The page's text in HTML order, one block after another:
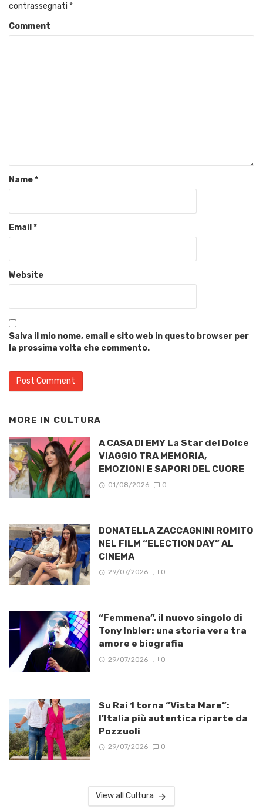
contrassegnati *
Comment
Name*
Email *
Website
Salva il mio nome, email e sito web in questo browser per
la prossima volta che commento.
MORE IN CULTURA
A CASA DI EMY La Star del Dolce
VIAGGIO TRA MEMORIA,
EMOZIONI E SAPORI DEL CUORE
01/08/2026 0
DONATELLA ZACCAGNINI ROMITO
NEL FILM “ELECTION DAY” AL
CINEMA
29/07/2026 0
“Femmena”, il nuovo singolo di
Tony Inbler: una storia vera tra
amore e biografia
29/07/2026 0
Su Rai 1 torna “Vista Mare”:
l’Italia più autentica riparte da
Pozzuoli
29/07/2026 0
View all Cultura